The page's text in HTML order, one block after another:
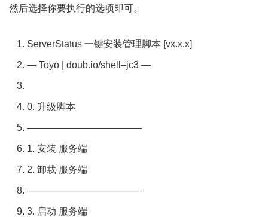
然后选择你要执行的选项即可。
ServerStatus 一键安装管理脚本 [vx.x.x]
— Toyo doub.io/shell –jc3 —
0. 升级脚本
————————————
1. 安装 服务端
2. 卸载 服务端
————————————
3. 启动 服务端